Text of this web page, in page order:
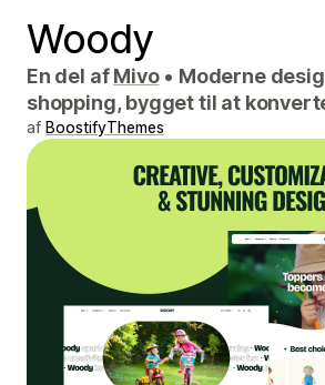
Woody
En del afMivo • Moderne
shopping, bygget til at
af BoostifyThemes